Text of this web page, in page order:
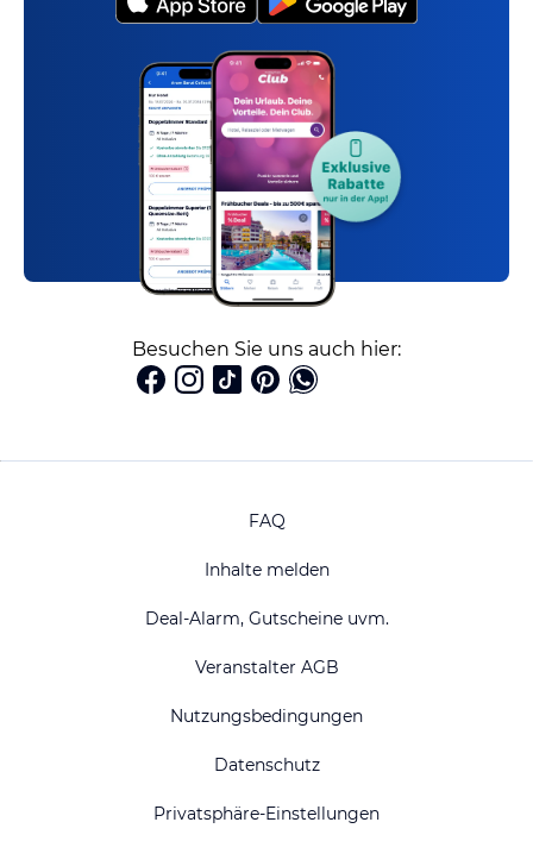
Besuchen Sie uns auch hier:
FAQ
Inhalte melden
Deal-Alarm, Gutscheine uvm.
Veranstalter AGB
Nutzungsbedingungen
Datenschutz
Privatsphäre-Einstellungen